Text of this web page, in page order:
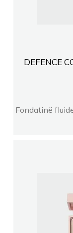
DEFENCE
Fondatinë